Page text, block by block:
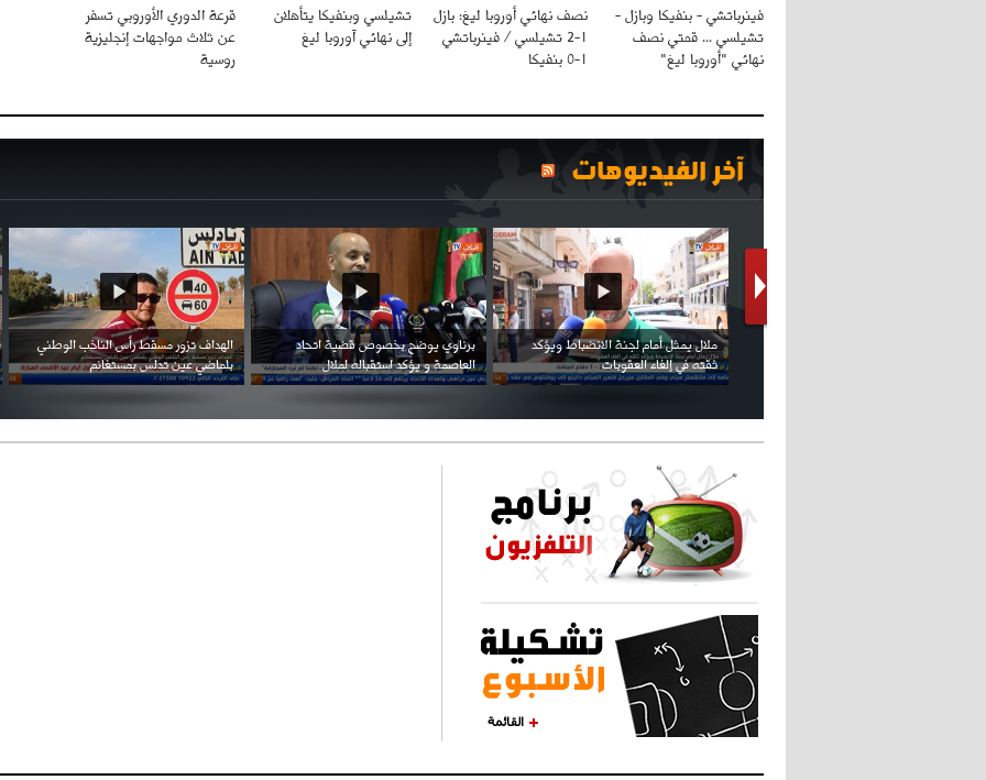
فينرباتشي - بنفيكا وبازل -
تشيلسي ... قمتي نصف
نهائي "أوروبا ليغ"
نصف نهائي أوروبا ليغ: بازل
1-2 تشيلسي / فينرباتشي
1-0 بنفيكا
تشيلسي وبنفيكا يتأهلان
إلى نهائي آوروبا ليغ
قرعة الدوري الأوروبي تسفر
عن ثلاث مواجهات إنجليزية
روسية
آخر الفيديوهات
كريستيانو كاد يصاب على مستوى كتفه
بسبب سيلفي
بن زيمة ... كرم كروي قابله لإنتقام عرقي .
احتفال السفارة السعودية في الجزائر بالعيد
الوطني للمملكة
القائمة